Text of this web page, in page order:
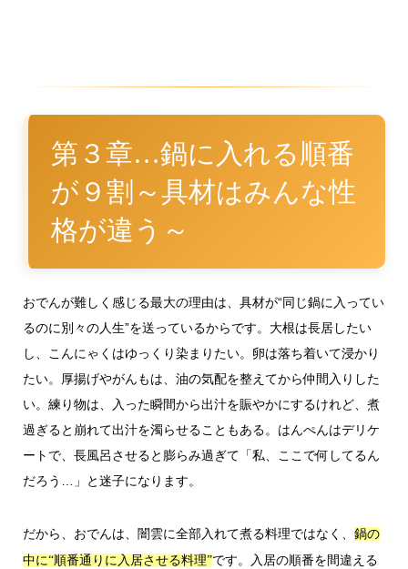
第３章…鍋に入れる順番
が９割～具材はみんな性
格が違う～
おでんが難しく感じる最大の理由は、具材が“同じ鍋に入ってい
るのに別々の人生”を送っているからです。大根は長居したい
し、こんにゃくはゆっくり染まりたい。卵は落ち着いて浸かり
たい。厚揚げやがんもは、油の気配を整えてから仲間入りした
い。練り物は、入った瞬間から出汁を賑やかにするけれど、煮
過ぎると崩れて出汁を濁らせることもある。はんぺんはデリケ
ートで、長風呂させると膨らみ過ぎて「私、ここで何してるん
だろう…」と迷子になります。
だから、おでんは、闇雲に全部入れて煮る料理ではなく、 鍋の
中に“順番通りに入居させる料理”です。入居の順番を間違える